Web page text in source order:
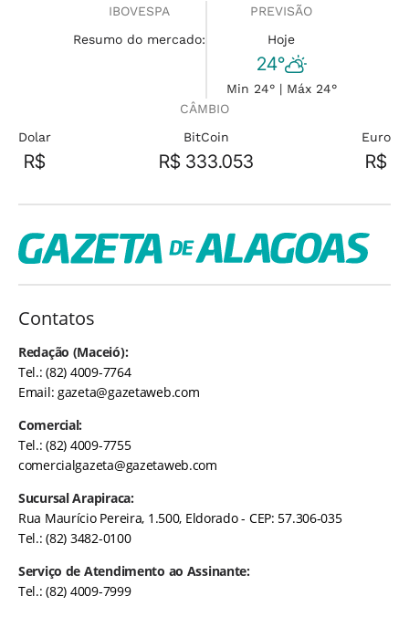
IBOVESPA
Resumo do mercado:
PREVISÃO
Hoje
24°
Min 24° | Máx 24°
CÂMBIO
Dolar
R$
BitCoin
R$ 333.053
Euro
R$
Contatos
Redação (Maceió):
Tel.: (82) 4009-7764
Email:gazeta@gazetaweb.com
Comercial:
Tel.: (82) 4009-7755
comercialgazeta@gazetaweb.com
Sucursal Arapiraca:
Rua Maurício Pereira, 1.500, Eldorado - CEP: 57.306-035
Tel.: (82) 3482-0100
Serviço de Atendimento ao Assinante:
Tel.: (82) 4009-7999